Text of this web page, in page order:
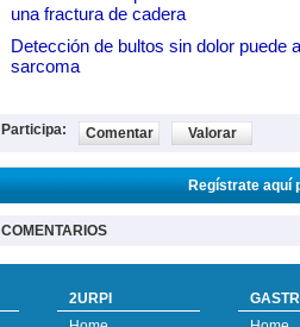
una fractura de cadera
Detección de bultos sin dolor puede
sarcoma
Participa: Comentar Valorar
Regístrate aquí
COMENTARIOS
2URPI